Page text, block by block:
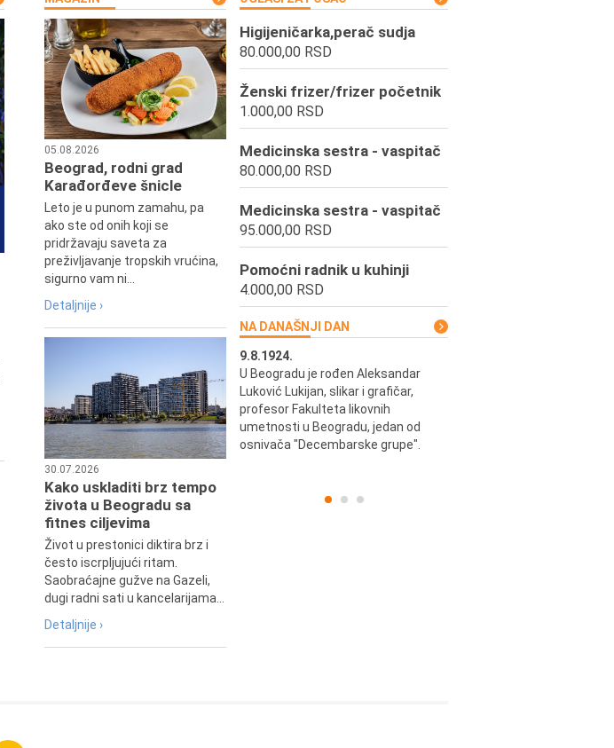
05.08.2026
Beograd, rodni grad
Karađorđeve šnicle
Leto je u punom zamahu, pa
ako ste od onih koji se
pridržavaju saveta za
preživljavanje tropskih vrućina,
sigurno vam ni...
Detaljnije ›
30.07.2026
Kako uskladiti brz tempo
života u Beogradu sa
fitnes ciljevima
Život u prestonici diktira brz i
često iscrpljujući ritam.
Saobraćajne gužve na Gazeli,
dugi radni sati u kancelarijama...
Detaljnije ›
Higijeničarka,perač sudja
80.000,00 RSD
Ženski frizer/frizer početnik
1.000,00 RSD
Medicinska sestra - vaspitač
80.000,00 RSD
Medicinska sestra - vaspitač
95.000,00 RSD
Pomoćni radnik u kuhinji
4.000,00 RSD
NA DANAŠNJI DAN
Dositej Obradović je došao u Srbiju i
u Beograd, gde je nastavio književni i
prosvetni rad, čime je simbolično
najavljen povratak glavnih tokova
srpske kulture južno od Save i
Dunava.
9.8.1924.
U Beogradu je rođen Aleksandar
Luković Lukijan, slikar i grafičar,
profesor Fakulteta likovnih
umetnosti u Beogradu, jedan od
osnivača "Decembarske grupe".